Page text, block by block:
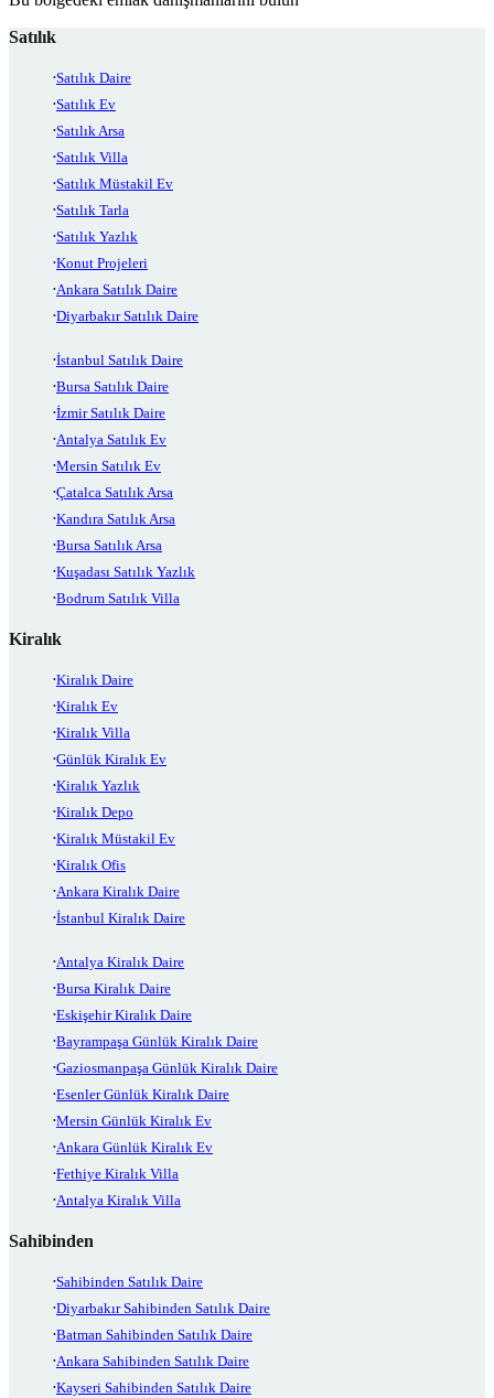
Satılık
Satılık Daire
Satılık Ev
Satılık Arsa
Satılık Villa
Satılık Müstakil Ev
Satılık Tarla
Satılık Yazlık
Konut Projeleri
Ankara Satılık Daire
Diyarbakır Satılık Daire
İstanbul Satılık Daire
Bursa Satılık Daire
İzmir Satılık Daire
Antalya Satılık Ev
Mersin Satılık Ev
Çatalca Satılık Arsa
Kandıra Satılık Arsa
Bursa Satılık Arsa
Kuşadası Satılık Yazlık
Bodrum Satılık Villa
Kiralık
Kiralık Daire
Kiralık Ev
Kiralık Villa
Günlük Kiralık Ev
Kiralık Yazlık
Kiralık Depo
Kiralık Müstakil Ev
Kiralık Ofis
Ankara Kiralık Daire
İstanbul Kiralık Daire
Antalya Kiralık Daire
Bursa Kiralık Daire
Eskişehir Kiralık Daire
Bayrampaşa Günlük Kiralık Daire
Gaziosmanpaşa Günlük Kiralık Daire
Esenler Günlük Kiralık Daire
Mersin Günlük Kiralık Ev
Ankara Günlük Kiralık Ev
Fethiye Kiralık Villa
Antalya Kiralık Villa
Sahibinden
Sahibinden Satılık Daire
Diyarbakır Sahibinden Satılık Daire
Batman Sahibinden Satılık Daire
Ankara Sahibinden Satılık Daire
Kayseri Sahibinden Satılık Daire